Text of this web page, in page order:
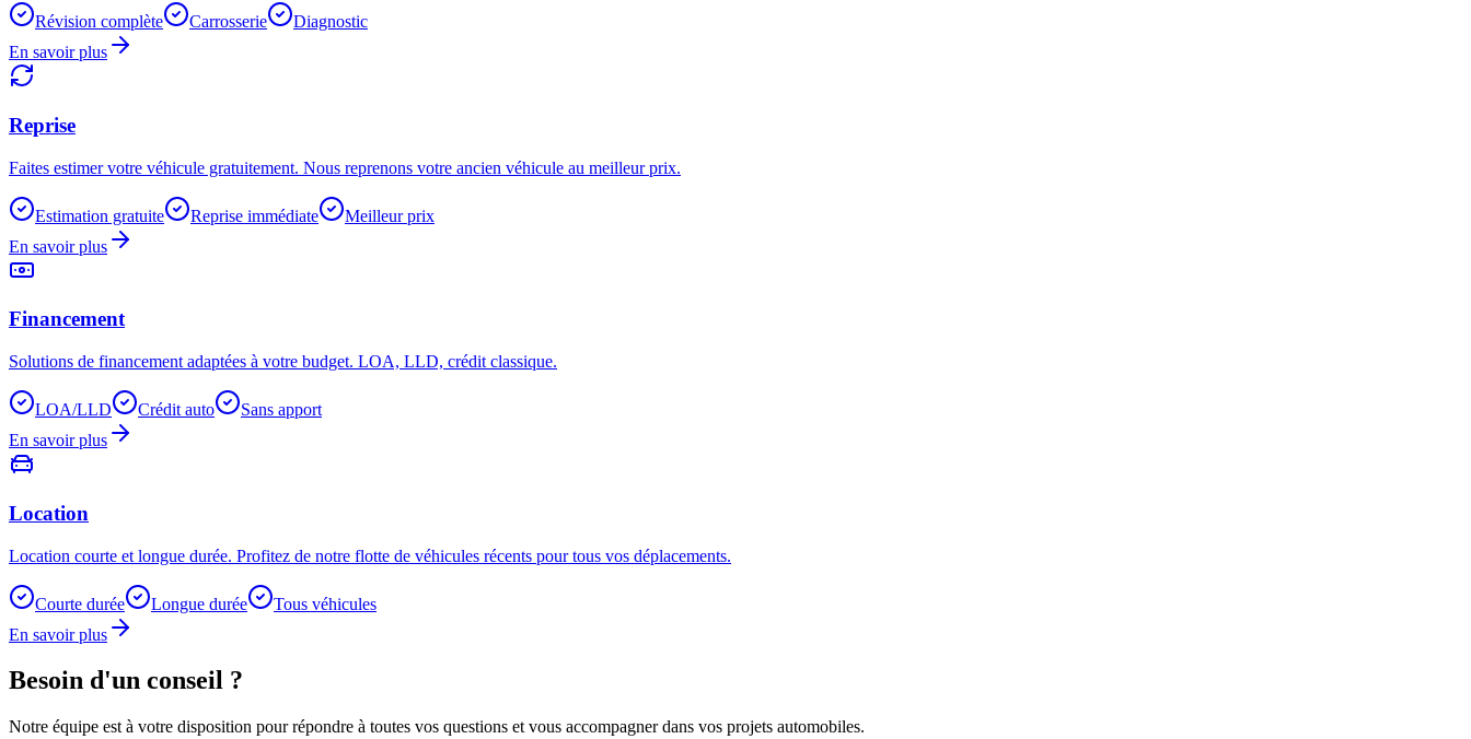
Révision complète Carrosserie
Diagnostic
En savoir plus
Reprise
Faites estimer votre véhicule gratuitement. Nous reprenons votre ancien véhicule au meilleur prix.
Estimation gratuite Reprise immédiate
Meilleur prix
En savoir plus
Financement
Solutions de financement adaptées à votre budget. LOA, LLD, crédit classique.
LOA/LLD Crédit auto
Sans apport
En savoir plus
Location
Location courte et longue durée. Profitez de notre flotte de véhicules récents pour tous vos déplacements.
Courte durée Longue durée
Tous véhicules
En savoir plus
Besoin d'un conseil ?
Notre équipe est à votre disposition pour répondre à toutes vos questions et vous accompagner dans vos projets automobiles.